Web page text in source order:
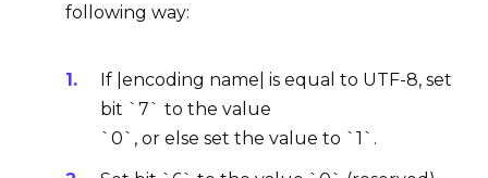
following way:
If |encoding name| is equal to UTF-8, set
bit `7` to the value
`0`, or else set the value to `1`.